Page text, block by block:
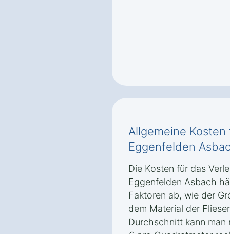
Allgemeine
Eggenfelden
Die Kosten für das
Eggenfelden Asbach
Faktoren ab, wie der
dem Material der
Durchschnitt kann